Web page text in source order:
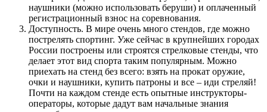
наушники (можно использовать беруши) и оплаченный
регистрационный взнос на соревнования.
Доступность. В мире очень много стендов, где можно
пострелять спортинг. Уже сейчас в крупнейших городах
России построены или строятся стрелковые стенды, что
делает этот вид спорта таким популярным. Можно
приехать на стенд без всего: взять на прокат оружие,
очки и наушники, купить патроны и все – иди стреляй!
Почти на каждом стенде есть опытные инструкторы-
операторы, которые дадут вам начальные знания